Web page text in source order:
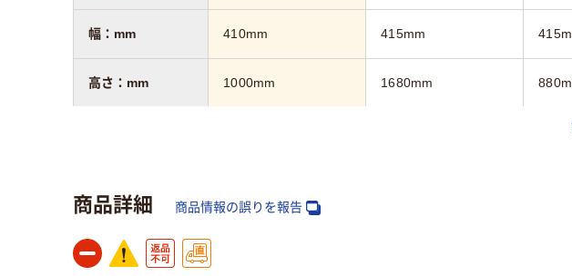
410mm 415mm
1000mm 1680mm
幅：mm
高さ：mm
商品詳細 商品情報の誤りを報告